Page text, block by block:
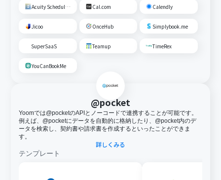
Acuity Scheduling Cal.com Calendly
Jicoo OnceHub Simplybook.me
SuperSaaS Teamup TimeRex
YouCanBookMe
@pocket
Yoomでは@pocketのAPIとノーコードで連携することが可能です。
例えば、@pocketにデータを自動的に格納したり、@pocket内のデ
ータを検索し、契約書や請求書を作成するといったことができま
す。
詳しくみる
テンプレート